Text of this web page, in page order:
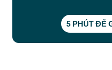
5 PHÚT ĐỂ